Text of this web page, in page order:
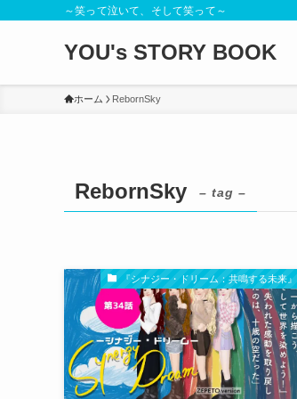
～笑って泣いて、そして笑って～
YOU's STORY BOOK
ホーム RebornSky
RebornSky – tag –
『シナジー・ドリーム：共鳴する未来』